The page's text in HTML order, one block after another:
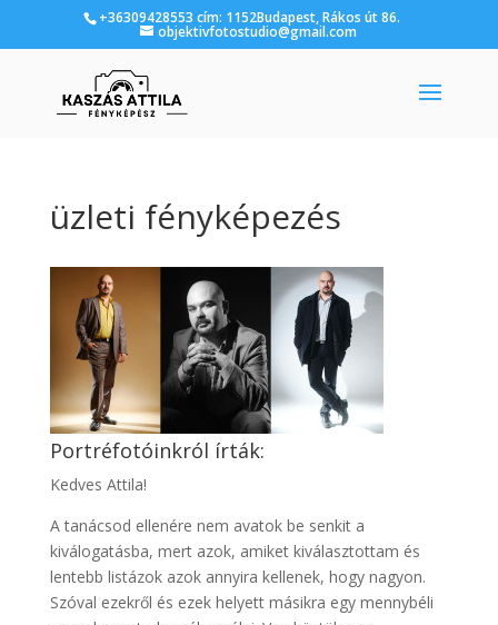
+36309428553 cím: 1152Budapest, Rákos út 86.
objektivfotostudio@gmail.com
üzleti fényképezés
Portréfotóinkról írták:
Kedves Attila!
A tanácsod ellenére nem avatok be senkit a
kiválogatásba, mert azok, amiket kiválasztottam és
lentebb listázok azok annyira kellenek, hogy nagyon.
Szóval ezekről és ezek helyett másikra egy mennybéli